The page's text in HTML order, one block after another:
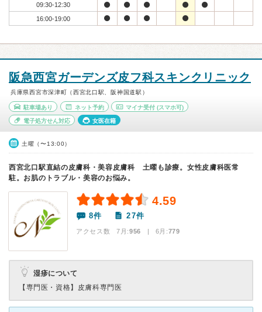
09:30-12:30
16:00-19:00
阪急西宮ガーデンズ皮フ科スキンクリニック
兵庫県西宮市深津町（西宮北口駅、阪神国道駅）
駐車場あり ネット予約 マイナ受付 (スマホ可)
電子処方せん対応 女医在籍
土曜（〜13:00）
西宮北口駅直結の皮膚科・美容皮膚科 土曜も診療。女性皮膚科医常
駐。お肌のトラブル・美容のお悩み。
4.59
8件 27件
アクセス数 7月:956 | 6月:779
湿疹について
【専門医・資格】 皮膚科専門医